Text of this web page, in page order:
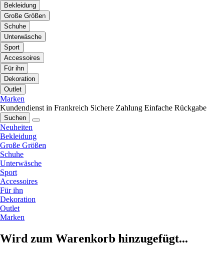
Bekleidung
Große Größen
Schuhe
Unterwäsche
Sport
Accessoires
Für ihn
Dekoration
Outlet
Marken
Kundendienst in Frankreich Sichere Zahlung Einfache Rückgabe
Suchen
Neuheiten
Bekleidung
Große Größen
Schuhe
Unterwäsche
Sport
Accessoires
Für ihn
Dekoration
Outlet
Marken
Wird zum Warenkorb hinzugefügt...